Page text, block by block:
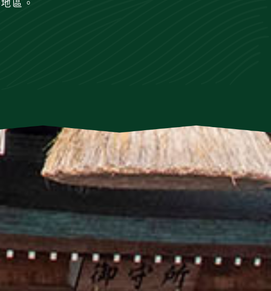
區。